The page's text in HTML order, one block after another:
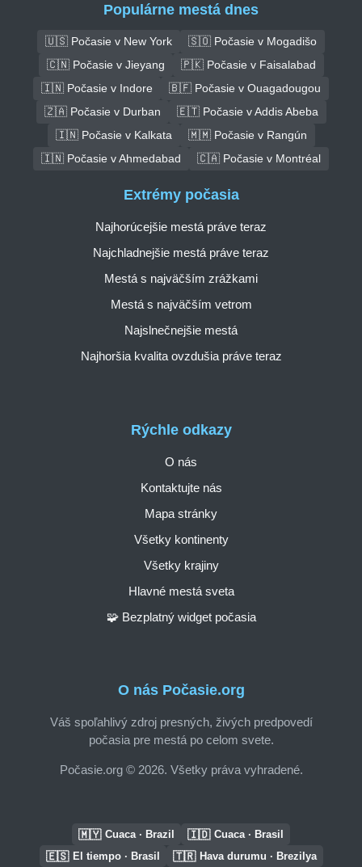
Populárne mestá dnes
🇺🇸 Počasie v New York
🇸🇴 Počasie v Mogadišo
🇨🇳 Počasie v Jieyang
🇵🇰 Počasie v Faisalabad
🇮🇳 Počasie v Indore
🇧🇫 Počasie v Ouagadougou
🇿🇦 Počasie v Durban
🇪🇹 Počasie v Addis Abeba
🇮🇳 Počasie v Kalkata
🇲🇲 Počasie v Rangún
🇮🇳 Počasie v Ahmedabad
🇨🇦 Počasie v Montréal
O nás Počasie.org
Váš spoľahlivý zdroj presných, živých predpovedí
počasia pre mestá po celom svete.
Počasie.org © 2026. Všetky práva vyhradené.
Rýchle odkazy
O nás
Kontaktujte nás
Mapa stránky
Všetky kontinenty
Všetky krajiny
Hlavné mestá sveta
🧩 Bezplatný widget počasia
Extrémy počasia
Najhorúcejšie mestá práve teraz
Najchladnejšie mestá práve teraz
Mestá s najväčším zrážkami
Mestá s najväčším vetrom
Najslnečnejšie mestá
Najhoršia kvalita ovzdušia práve teraz
🇲🇾 Cuaca · Brazil 🇮🇩 Cuaca · Brasil
🇪🇸 El tiempo · Brasil 🇹🇷 Hava durumu · Brezilya